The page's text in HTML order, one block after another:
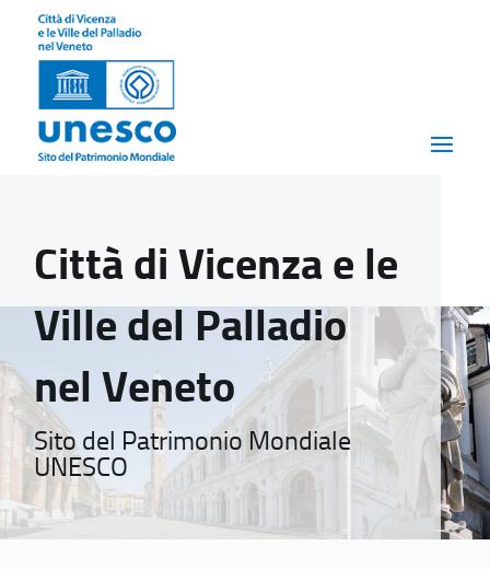
Città di Vicenza e le
Ville del Palladio
nel Veneto
Sito del Patrimonio Mondiale
UNESCO